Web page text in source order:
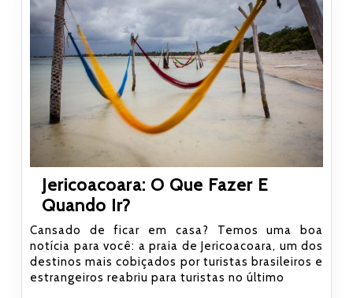
Jericoacoara: O Que Fazer E
Quando Ir?
O
Que
Fazer
E
Cansado de ficar em casa? Temos uma boa
notícia para você: a praia de Jericoacoara, um dos
destinos mais cobiçados por turistas brasileiros e
estrangeiros reabriu para turistas no último